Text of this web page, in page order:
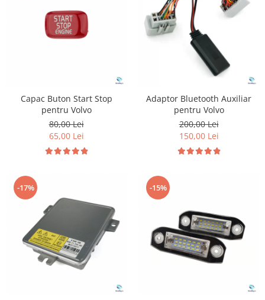
Dopuri anulare clapete admisie
Garnituri galerie admisie BMW
95%
Eleron Portbagaj
Capac Buton Start Stop
pentru Volvo
80,00 Lei
65,00 Lei
Adaptor Bluetooth Auxiliar
pentru Volvo
200,00 Lei
150,00 Lei
-17% -15%